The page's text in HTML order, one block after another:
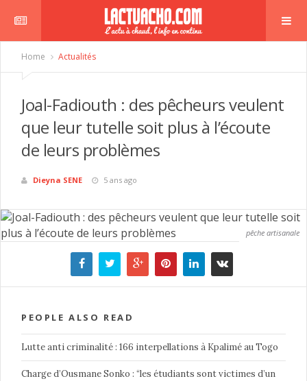
Home Actualités
Joal-Fadiouth : des pêcheurs veulent
que leur tutelle soit plus à l’écoute
de leurs problèmes
Dieyna SENE 5 ans ago
pêche artisanale
PEOPLE ALSO READ
Lutte anti criminalité : 166 interpellations à Kpalimé au Togo
Charge d’Ousmane Sonko : “les étudiants sont victimes d’un